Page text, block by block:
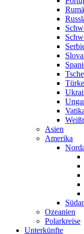
Asien
Amerika
Ozeanien
Polarkreise
Unterkünfte